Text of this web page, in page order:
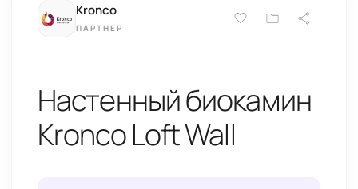
Kronco
ПАРТНЕР
Настенный биокамин
Kronco Loft Wall